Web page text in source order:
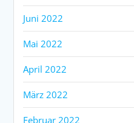
Juni 2022
Mai 2022
April 2022
März 2022
Februar 2022